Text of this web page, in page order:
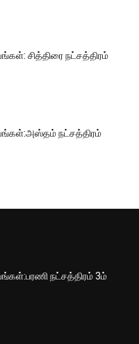
சித்திரை நட்சத்திரம்
நட்சத்திரம்
நட்சத்திரம் 3ம்